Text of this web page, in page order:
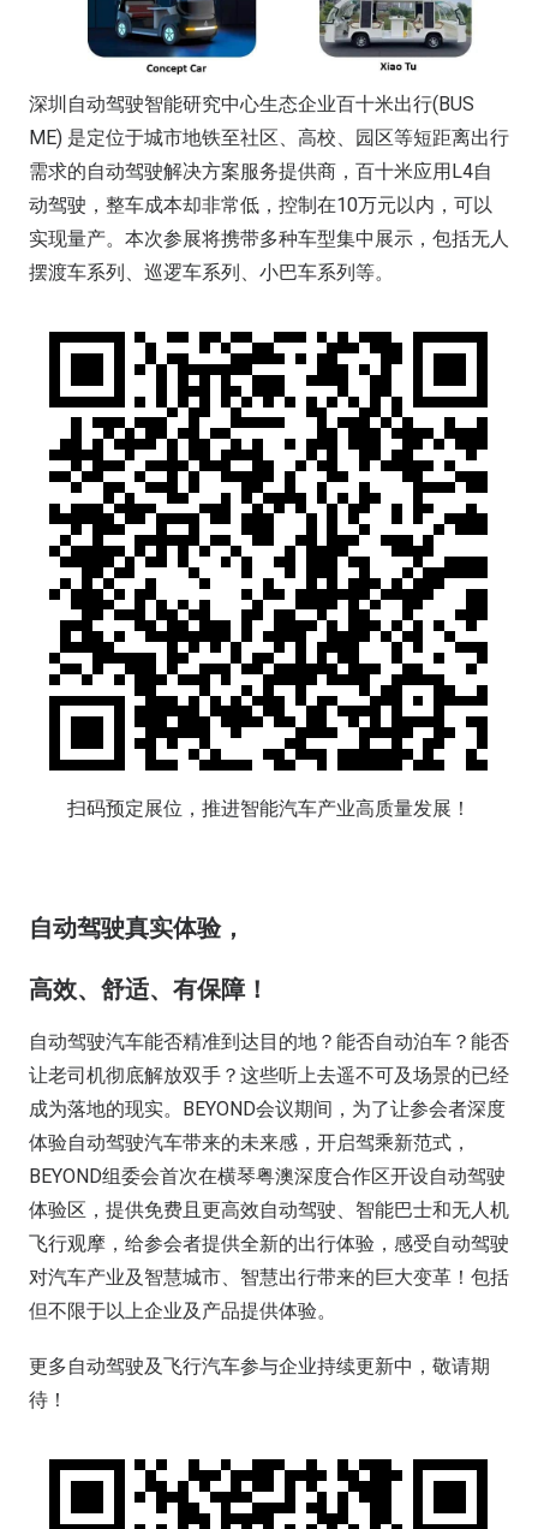
深圳自动驾驶智能研究中心生态企业百十米出行(BUS
ME) 是定位于城市地铁至社区、高校、园区等短距离出行
需求的自动驾驶解决方案服务提供商，百十米应用L4自
动驾驶，整车成本却非常低，控制在10万元以内，可以
实现量产。本次参展将携带多种车型集中展示，包括无人
摆渡车系列、巡逻车系列、小巴车系列等。
扫码预定展位，推进智能汽车产业高质量发展！
自动驾驶真实体验，
高效、舒适、有保障！
自动驾驶汽车能否精准到达目的地？能否自动泊车？能否
让老司机彻底解放双手？这些听上去遥不可及场景的已经
成为落地的现实。BEYOND会议期间，为了让参会者深度
体验自动驾驶汽车带来的未来感，开启驾乘新范式，
BEYOND组委会首次在横琴粤澳深度合作区开设自动驾驶
体验区，提供免费且更高效自动驾驶、智能巴士和无人机
飞行观摩，给参会者提供全新的出行体验，感受自动驾驶
对汽车产业及智慧城市、智慧出行带来的巨大变革！包括
但不限于以上企业及产品提供体验。
更多自动驾驶及飞行汽车参与企业持续更新中，敬请期
待！